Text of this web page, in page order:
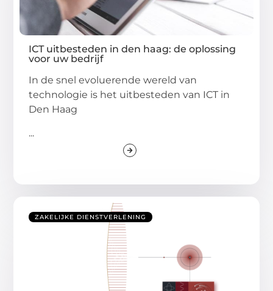
ICT uitbesteden in den haag: de oplossing
voor uw bedrijf
In de snel evoluerende wereld van
technologie is het uitbesteden van ICT in
Den Haag
...
ZAKELIJKE DIENSTVERLENING